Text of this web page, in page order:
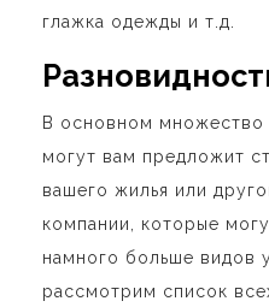
глажка одежды и т.д.
В основном множество
могут вам предложит
вашего жилья или
компании, которые
намного больше видов
рассмотрим список